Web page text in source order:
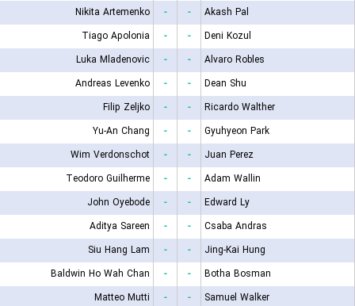
Nikita Artemenko
- -
Akash Pal
Tiago Apolonia
- -
Deni Kozul
Luka Mladenovic
- -
Alvaro Robles
Andreas Levenko
- -
Dean Shu
Filip Zeljko
- -
Ricardo Walther
Yu-An Chang
- -
Gyuhyeon Park
Wim Verdonschot
- -
Juan Perez
Teodoro Guilherme
- -
Adam Wallin
John Oyebode
- -
Edward Ly
Aditya Sareen
- -
Csaba Andras
Siu Hang Lam
- -
Jing-Kai Hung
Baldwin Ho Wah Chan
- -
Botha Bosman
Matteo Mutti
- -
Samuel Walker